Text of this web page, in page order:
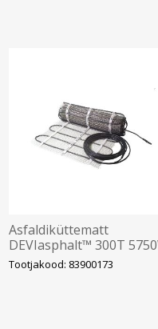
Asfaldiküttematt
DEVIasphalt™ 300T
400V 0,75 x 25,4m, DEVI
Tootjakood: 83900173